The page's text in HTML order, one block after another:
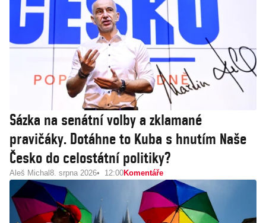
Sázka na senátní volby a zklamané
pravičáky. Dotáhne to Kuba s hnutím Naše
Česko do celostátní politiky?
Aleš Michal 8. srpna 2026 12:00Komentáře